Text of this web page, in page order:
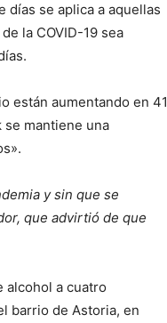
días se aplica a aquellas
la COVID-19 sea
están aumentando en 41
se mantiene una
y sin que se
que advirtió de que
alcohol a cuatro
barrio de Astoria, en